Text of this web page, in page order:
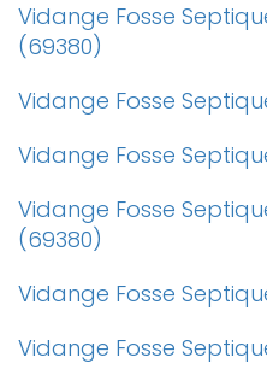
Vidange Fosse Septique
(69380)
Vidange Fosse
Vidange Fosse
Vidange Fosse Septique
(69380)
Vidange Fosse
Vidange Fosse